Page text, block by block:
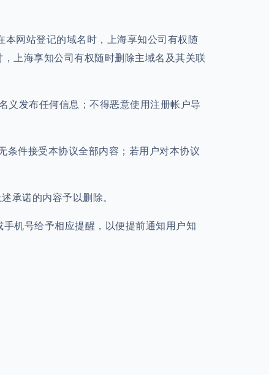
网站登记的域名时，上海享知公司有权随
上海享知公司有权随时删除主域名及其关联
义发布任何信息；不得恶意使用注册帐户导
条件接受本协议全部内容；若用户对本协议
承诺的内容予以删除。
机号给予相应提醒，以便提前通知用户知